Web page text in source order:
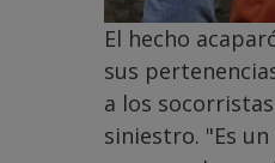
El hecho
sus
a los
siniestro. "Es